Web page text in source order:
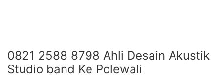
0821 2588 8798 Ahli Desain Akustik
Studio band Ke Polewali